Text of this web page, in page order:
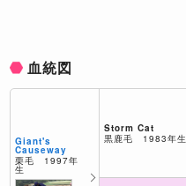
血統図
Giant's
Causeway
栗毛 1997年
生
Storm Cat
黒鹿毛 1983年生